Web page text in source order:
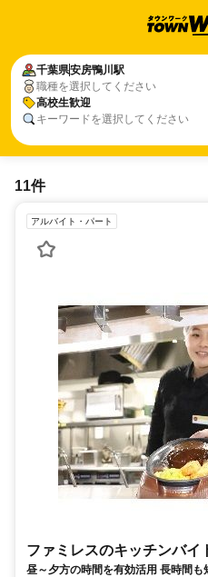
千葉県安房鴨川駅
職種を選択してください
高校生歓迎
キーワードを選択してください
11件
アルバイト・パート
ファミレスのキッチンバイ
昼～夕方の時間を有効活用 長時間